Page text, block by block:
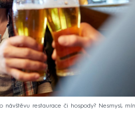
restaurace či hospody? Nesmysl,